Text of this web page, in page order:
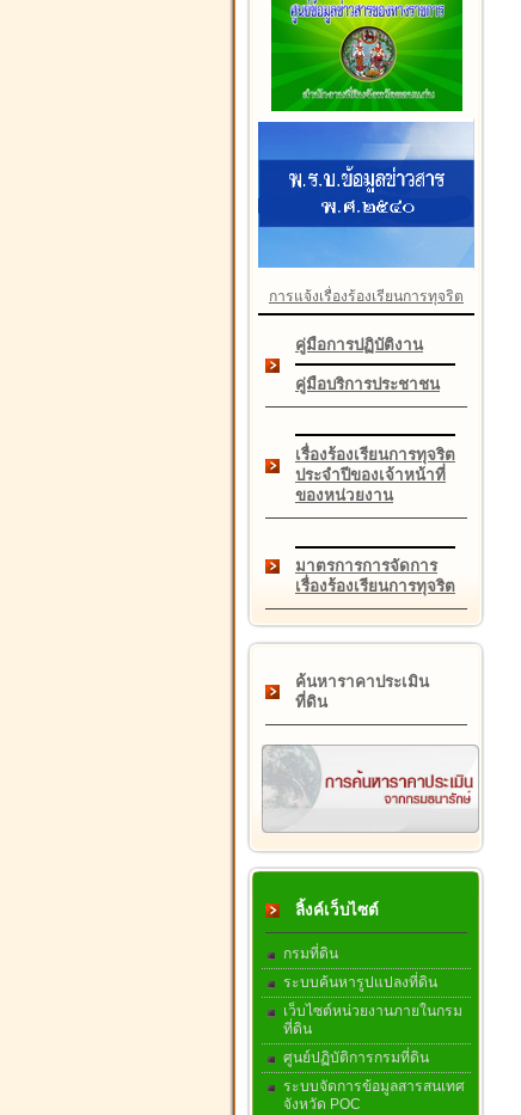
การแจ้งเรื่องร้องเรียนการทุจริต
คู่มือการปฏิบัติงาน
คู่มือบริการประชาชน
เรื่องร้องเรียนการทุจริต
ประจำปีของเจ้าหน้าที่
ของหน่วยงาน
มาตรการการจัดการ
เรื่องร้องเรียนการทุจริต
ค้นหาราคาประเมิน
ที่ดิน
ลิ้งค์เว็บไซต์
กรมที่ดิน
ระบบค้นหารูปแปลงที่ดิน
เว็บไซต์หน่วยงานภายในกรม
ที่ดิน
ศูนย์ปฏิบัติการกรมที่ดิน
ระบบจัดการข้อมูลสารสนเทศ
จังหวัด POC